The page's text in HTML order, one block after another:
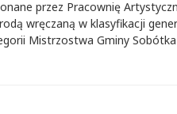
przez Pracownię
wręczaną w klasyfikacji
Mistrzostwa Gminy Sobótka